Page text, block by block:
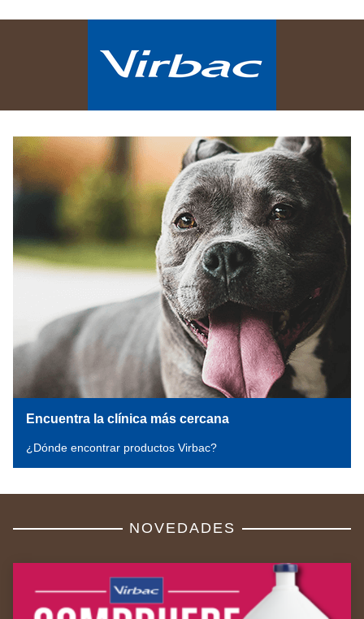
Encuentra la clínica más cercana
¿Dónde encontrar productos Virbac?
NOVEDADES